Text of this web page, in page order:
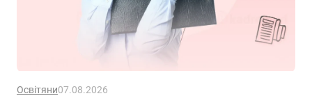
Освітяни07.08.2026